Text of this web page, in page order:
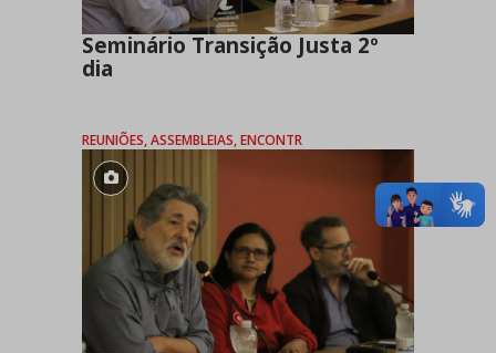
Seminário Transição Justa 2º
dia
REUNIÕES, ASSEMBLEIAS, ENCONTR